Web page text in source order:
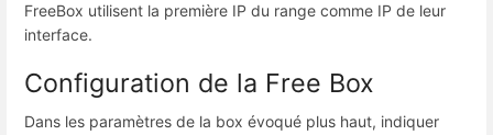
FreeBox utilisent la première IP du range comme IP de leur
interface.
Configuration de la Free Box
Dans les paramètres de la box évoqué plus haut, indiquer